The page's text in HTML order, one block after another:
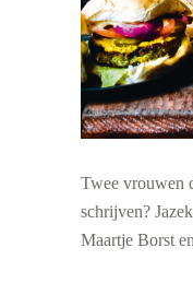
Twee vrouwen
schrijven?
Maartje Borst